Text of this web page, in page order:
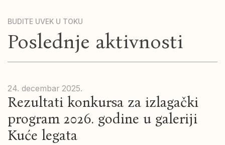
BUDITE UVEK U TOKU
Poslednje aktivnosti
24. decembar 2025.
Rezultati konkursa za izlagački
program 2026. godine u galeriji
Kuće legata